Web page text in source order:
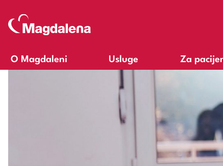
O Magdaleni Usluge Za